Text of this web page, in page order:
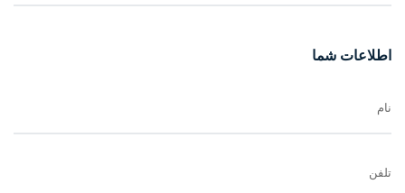
که ویلا در آن قرار دارد. برای مثال اگر شما شغل ثابتی در شهر خودتان
اما اگر برای کار بخواهید به این منطقه بیایید باید در جایی اقدام به خرید
کنید که فرصت‌های شغلی بیشتری پیش رویتان باشد،
تمرکز جمعیت بالاتر و حقوق بهتری داشته باشد و در عین حال هزینه‌های
اطلاعات شما
نام
تلفن